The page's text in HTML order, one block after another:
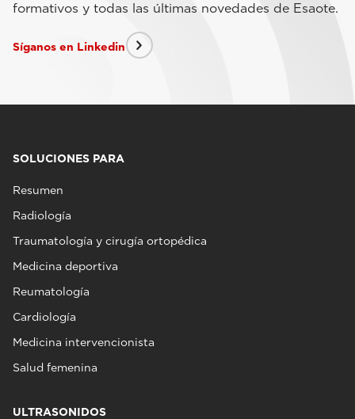
formativos y todas las últimas novedades de Esaote.
Síganos en Linkedin
SOLUCIONES PARA
Resumen
Radiología
Traumatología y cirugía ortopédica
Medicina deportiva
Reumatología
Cardiología
Medicina intervencionista
Salud femenina
ULTRASONIDOS